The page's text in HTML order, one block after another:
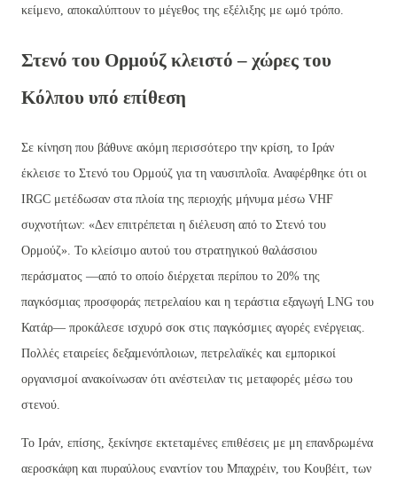
κείμενο, αποκαλύπτουν το μέγεθος της εξέλιξης με ωμό τρόπο.
Στενό του Ορμούζ κλειστό – χώρες του
Κόλπου υπό επίθεση
Σε κίνηση που βάθυνε ακόμη περισσότερο την κρίση, το Ιράν
έκλεισε το Στενό του Ορμούζ για τη ναυσιπλοΐα. Αναφέρθηκε ότι οι
IRGC μετέδωσαν στα πλοία της περιοχής μήνυμα μέσω VHF
συχνοτήτων: «Δεν επιτρέπεται η διέλευση από το Στενό του
Ορμούζ». Το κλείσιμο αυτού του στρατηγικού θαλάσσιου
περάσματος —από το οποίο διέρχεται περίπου το 20% της
παγκόσμιας προσφοράς πετρελαίου και η τεράστια εξαγωγή LNG του
Κατάρ— προκάλεσε ισχυρό σοκ στις παγκόσμιες αγορές ενέργειας.
Πολλές εταιρείες δεξαμενόπλοιων, πετρελαϊκές και εμπορικοί
οργανισμοί ανακοίνωσαν ότι ανέστειλαν τις μεταφορές μέσω του
στενού.
Το Ιράν, επίσης, ξεκίνησε εκτεταμένες επιθέσεις με μη επανδρωμένα
αεροσκάφη και πυραύλους εναντίον του Μπαχρέιν, του Κουβέιτ, των